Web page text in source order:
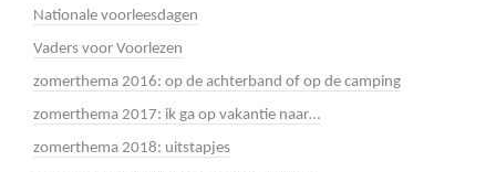
Nationale voorleesdagen
Vaders voor Voorlezen
zomerthema 2016: op de achterband of op de camping
zomerthema 2017: ik ga op vakantie naar…
zomerthema 2018: uitstapjes